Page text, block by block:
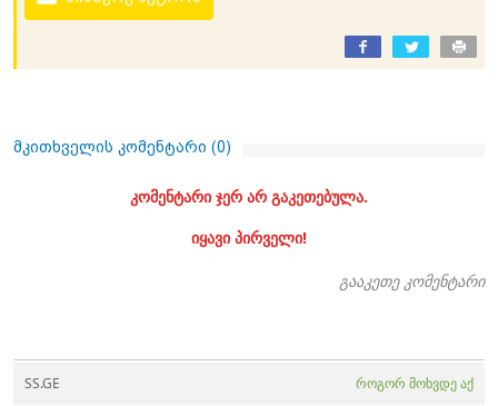
მკითხველის კომენტარი (0)
კომენტარი ჯერ არ გაკეთებულა.
იყავი პირველი!
გააკეთე კომენტარი
SS.GE როგორ მოხვდე აქ